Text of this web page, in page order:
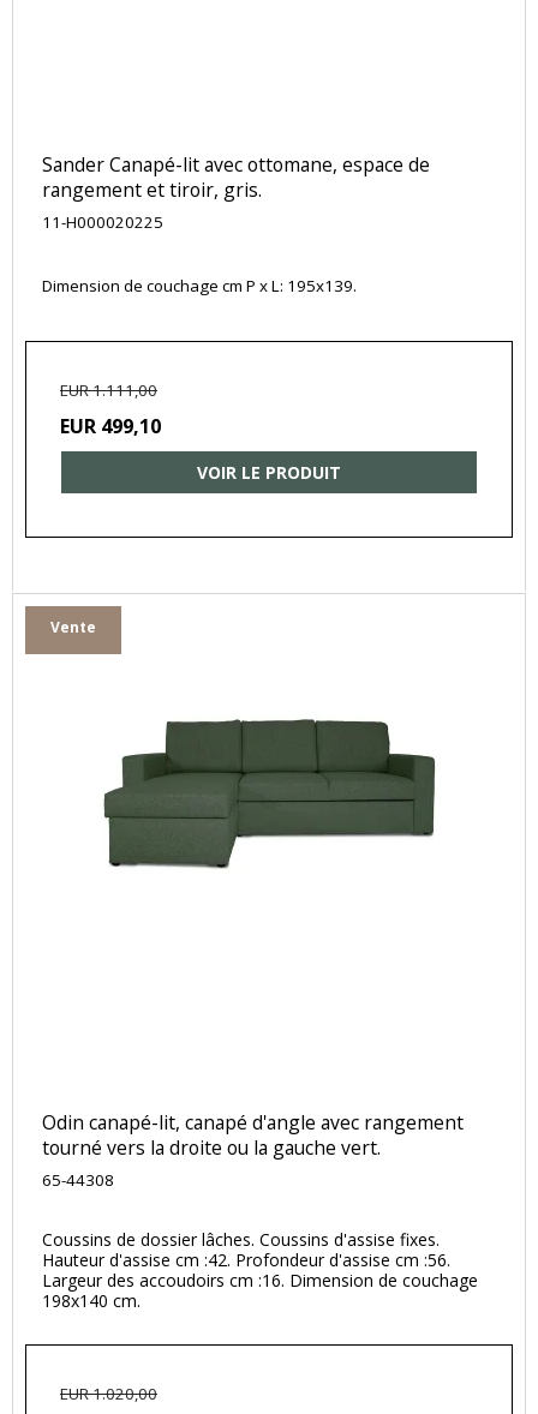
Sander Canapé-lit avec ottomane, espace de
rangement et tiroir, gris.
11-H000020225
Dimension de couchage cm P x L: 195x139.
EUR 1.111,00
EUR 499,10
VOIR LE PRODUIT
Vente
Odin canapé-lit, canapé d'angle avec rangement
tourné vers la droite ou la gauche vert.
65-44308
Coussins de dossier lâches. Coussins d'assise fixes.
Hauteur d'assise cm :42. Profondeur d'assise cm :56.
Largeur des accoudoirs cm :16. Dimension de couchage
198x140 cm.
EUR 1.020,00